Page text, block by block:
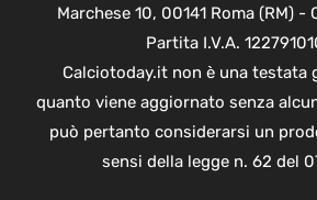
Marchese 10, 00141 Roma (RM) -
Partita I.V.A.
Calciotoday.it non è una testata
quanto viene aggiornato senza
può pertanto considerarsi un
sensi della legge n. 62 del